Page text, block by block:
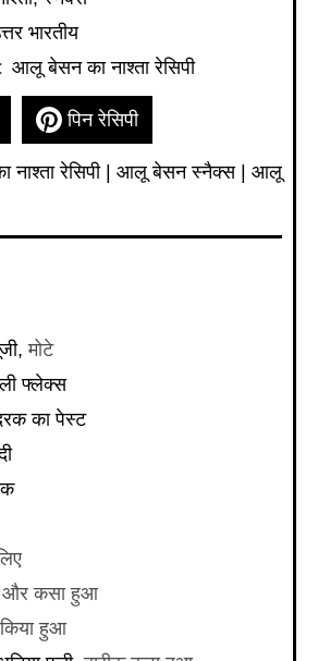
भारतीय
आलू बेसन का नाश्ता रेसिपी
पिन रेसिपी
रेसिपी | आलू बेसन स्नैक्स | आलू
,मोटे
फ्लेक्स
का पेस्ट
और कसा हुआ
हुआ